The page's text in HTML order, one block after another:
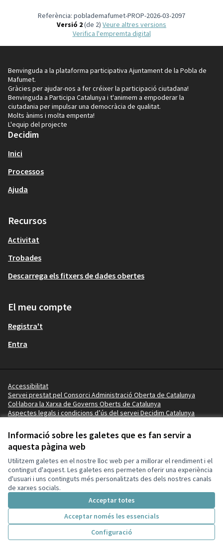
Informació sobre les galetes que es fan servir a
aquesta pàgina web
Utilitzem galetes en el nostre lloc web per a millorar el rendiment i el
contingut d'aquest. Les galetes ens permeten oferir una experiència
d'usuari i uns continguts més personalitzats des dels nostres canals
de xarxes socials.
Acceptar totes
Acceptar només les essencials
Configuració
Inici Cercar Activitat Entra
Referència: poblademafumet-PROP-2026-03-2097
Versió 2(de 2)
veure altres versions
Verifica l'empremta digital
Benvinguda a la plataforma participativa Ajuntament de la Pobla de
Mafumet.
Gràcies per ajudar-nos a fer créixer la participació ciutadana!
Benvinguda a Participa Catalunya i t'animem a empoderar la
ciutadania per impulsar una democràcia de qualitat.
Molts ànims i molta empenta!
L'equip del projecte
Decidim
Inici
Processos
Ajuda
Recursos
Activitat
Trobades
Descarrega els fitxers de dades obertes
El meu compte
Registra't
Entra
Accessibilitat
Servei prestat pel Consorci Administració Oberta de Catalunya
Col·labora la Xarxa de Governs Oberts de Catalunya
Aspectes legals i condicions d’ús del servei Decidim Catalunya
Termes i condicions
Configuració de les galetes
Ajuntament de la Pobla de Mafumet a X
(Enllaç extern)
Ajuntament de la Pobla de Mafumet a Facebook
(Enllaç extern)
Ajuntament de la Pobla de Mafumet a Instagram
(Enllaç extern)
Ajuntament de la Pobla de Mafumet a YouTube
(Enllaç extern)
Ajuntament de la Pobla de Mafumet a GitHub
(Enllaç extern)
Web creada amb
(Enllaç extern)
Amb
(Enllaç